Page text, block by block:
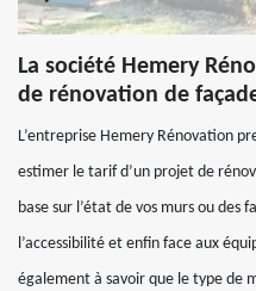
La société Hemery
de rénovation de
L’entreprise Hemery Rénovation
estimer le tarif d’un projet de
base sur l’état de vos murs ou des
l’accessibilité et enfin face aux
également à savoir que le type de